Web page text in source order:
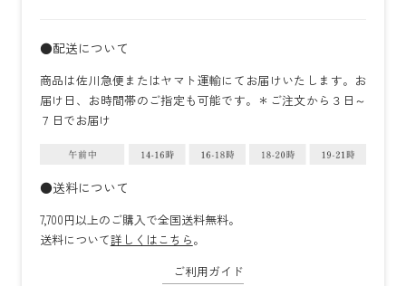
●配送について
商品は佐川急便またはヤマト運輸にてお届けいたします。お
届け日、お時間帯のご指定も可能です。＊ご注文から３日～
７日でお届け
●送料について
7,700円以上のご購入で全国送料無料。
送料について詳しくはこちら。
ご利用ガイド